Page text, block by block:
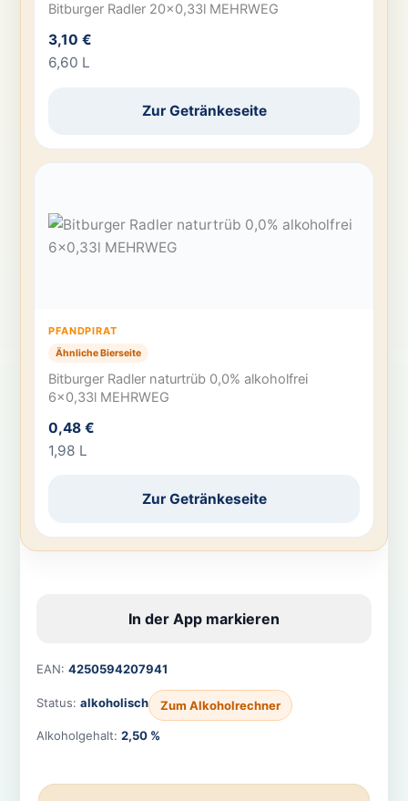
Bitburger Radler 20×0,33l MEHRWEG
3,10 €
6,60 L
Zur Getränkeseite
PFANDPIRAT
Ähnliche Bierseite
Bitburger Radler naturtrüb 0,0% alkoholfrei
6×0,33l MEHRWEG
0,48 €
1,98 L
Zur Getränkeseite
In der App markieren
EAN: 4250594207941
Status: alkoholisch Zum Alkoholrechner
Alkoholgehalt: 2,50 %